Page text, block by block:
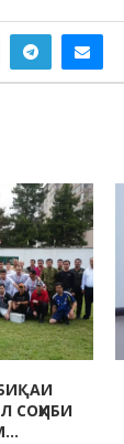
СОҲИБИ